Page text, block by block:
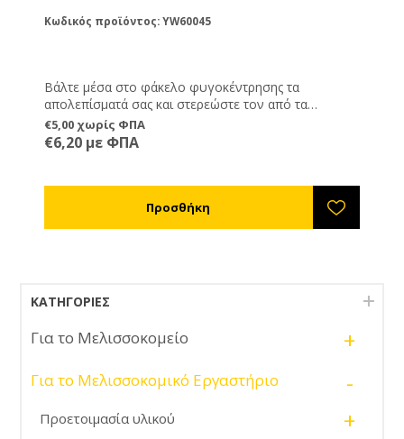
Κωδικός προϊόντος: YW60045
Βάλτε μέσα στο φάκελο φυγοκέντρησης τα
απολεπίσματά σας και στερεώστε τον από τα
στηρίγματά του μέσα στον μελιτοεξαγωγέα σας.
Ξεκινήστε την φυγοκέντρηση και τα απολεπίσματά
σας θα στραγγίξουν από μέλι το οποίο θα ξεφύγει
€5,00 χωρίς ΦΠΑ
€6,20 με ΦΠΑ
ΚΑΤΗΓΟΡΊΕΣ
Για το Μελισσοκομείο +
Για το Μελισσοκομικό Εργαστήριο -
Προετοιμασία υλικού +